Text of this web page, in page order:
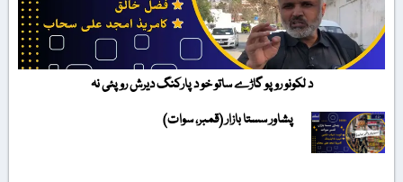
د لکونو روپو گاڑے ساتو خو د پارکنگ دیرش روپئی نہ
پشاور سستا بازار (قمبر، سوات)